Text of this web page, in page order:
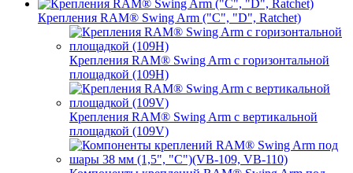
Крепления RAM® Swing Arm ("C", "D", Ratchet)
Крепления RAM® Swing Arm с горизонтальной
площадкой (109H)
Крепления RAM® Swing Arm с вертикальной
площадкой (109V)